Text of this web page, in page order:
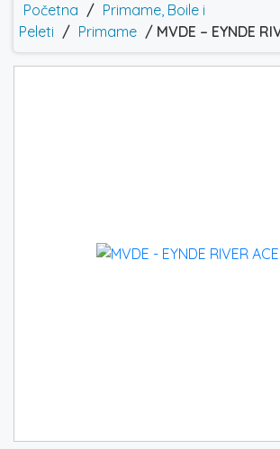
Početna / Primame, Boile i
Peleti / Primame / MVDE – EYNDE